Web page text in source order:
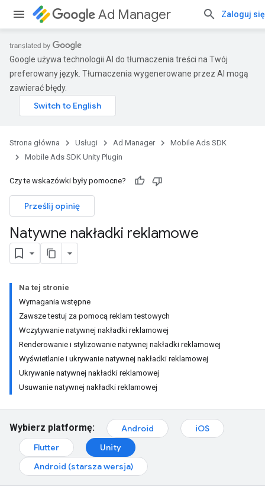
Ad Manager Zaloguj się
Google używa technologii AI do tłumaczenia treści na Twój
preferowany język. Tłumaczenia wygenerowane przez AI mogą
zawierać błędy.
Strona główna Usługi Ad Manager
Mobile Ads SDK
Mobile Ads SDK Unity Plugin
Czy te wskazówki były pomocne?
Prześlij opinię
Natywne nakładki reklamowe
Na tej stronie
Wymagania wstępne
Zawsze testuj za pomocą reklam testowych
Wczytywanie natywnej nakładki reklamowej
Renderowanie i stylizowanie natywnej nakładki reklamowej
Wyświetlanie i ukrywanie natywnej nakładki reklamowej
Ukrywanie natywnej nakładki reklamowej
Usuwanie natywnej nakładki reklamowej
Wybierz platformę: Android
iOS
Flutter
Unity
Android (starsza wersja)